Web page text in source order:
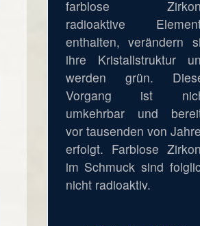
farblose
radioaktive
enthalten, verändern
ihre Kristallstruktur
werden grün.
Vorgang ist
umkehrbar und
vor tausenden von
erfolgt. Farblose
im Schmuck sind
nicht radioaktiv.